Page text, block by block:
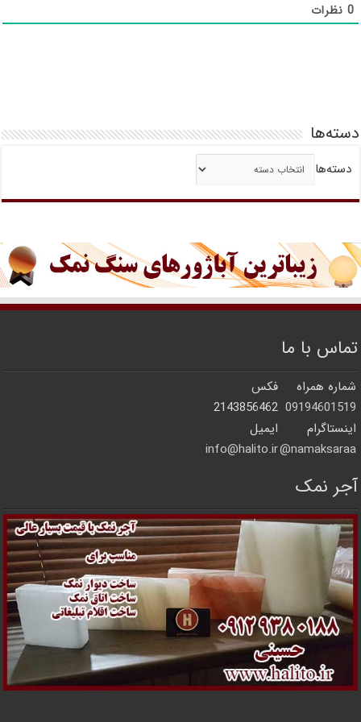
0 نظرات
دسته‌ها
دسته‌ها
تماس با ما
شماره همراه
فکس
09194601519
2143856462
اینستاگرام
ایمیل
namaksaraa@
info@halito.ir
آجر نمک